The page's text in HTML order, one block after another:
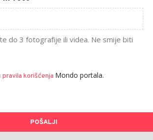
do 3 fotografije ili videa. Ne smije biti
pravila korišćenja Mondo portala.
POŠALJI